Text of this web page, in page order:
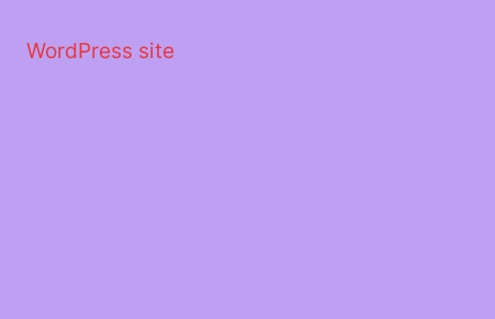
περιεχόμενο
WordPress site